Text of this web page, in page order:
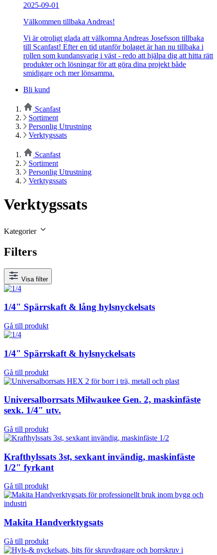
2025-09-01
Välkommen tillbaka Andreas!
Vi är otroligt glada att välkomna Andreas Josefsson tillbaka
till Scanfast! Efter en tid utanför bolaget är han nu tillbaka i
rollen som kundansvarig i väst - redo att hjälpa dig att hitta rätt
produkter och lösningar för att göra dina projekt både
smidigare och mer lönsamma.
Bli kund
Scanfast
Sortiment
Personlig Utrustning
Verktygssats
Scanfast
Sortiment
Personlig Utrustning
Verktygssats
Verktygssats
Kategorier
Filters
Visa filter
1/4" Spärrskaft & lång hylsnyckelsats
Gå till produkt
1/4" Spärrskaft & hylsnyckelsats
Gå till produkt
Universalborrsats Milwaukee Gen. 2, maskinfäste
sexk. 1/4″ utv.
Gå till produkt
Krafthylssats 3st, sexkant invändig, maskinfäste
1/2" fyrkant
Gå till produkt
Makita Handverktygsats
Gå till produkt